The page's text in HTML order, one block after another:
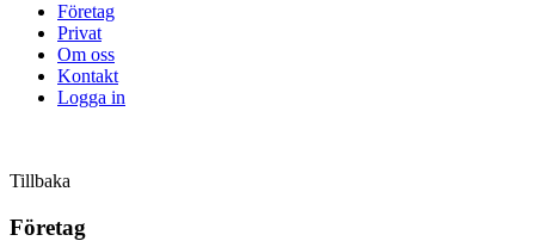
Företag
Privat
Om oss
Kontakt
Logga in
Tillbaka
Företag